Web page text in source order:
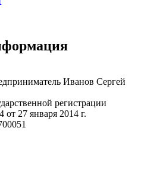
Иванов Сергей
регистрации
27 января 2014 г.